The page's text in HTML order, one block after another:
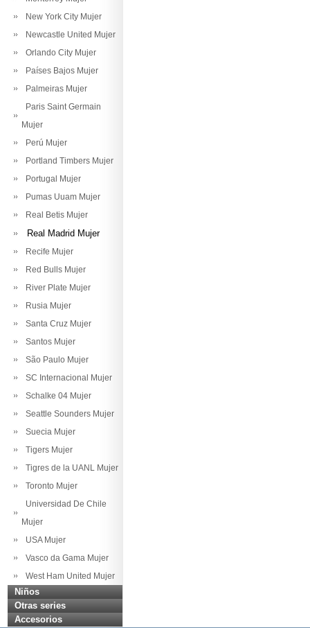
New York City Mujer
Newcastle United Mujer
Orlando City Mujer
Países Bajos Mujer
Palmeiras Mujer
Paris Saint Germain
Mujer
Perú Mujer
Portland Timbers Mujer
Portugal Mujer
Pumas Uuam Mujer
Real Betis Mujer
Real Madrid Mujer
Recife Mujer
Red Bulls Mujer
River Plate Mujer
Rusia Mujer
Santa Cruz Mujer
Santos Mujer
São Paulo Mujer
SC Internacional Mujer
Schalke 04 Mujer
Seattle Sounders Mujer
Suecia Mujer
Tigers Mujer
Tigres de la UANL Mujer
Toronto Mujer
Universidad De Chile
Mujer
USA Mujer
Vasco da Gama Mujer
West Ham United Mujer
Niños
Otras series
Accesorios